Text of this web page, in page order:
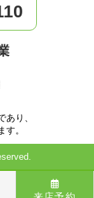
り、
。